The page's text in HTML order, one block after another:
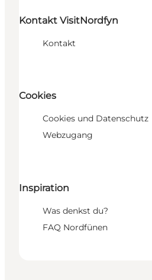
Kontakt VisitNordfyn
Kontakt
Cookies
Cookies und Datenschutz
Webzugang
Inspiration
Was denkst du?
FAQ Nordfünen